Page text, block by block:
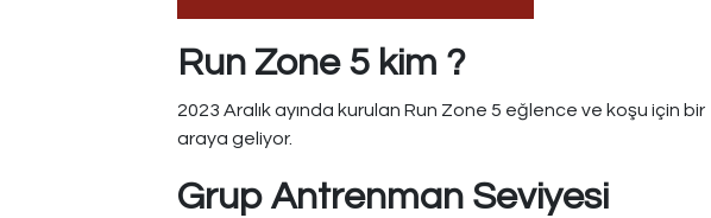
Run Zone 5 kim ?
2023 Aralık ayında kurulan Run Zone 5 eğlence ve koşu için bir
araya geliyor.
Grup Antrenman Seviyesi